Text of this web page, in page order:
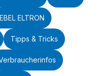
ELTRON
Tipps & Tricks